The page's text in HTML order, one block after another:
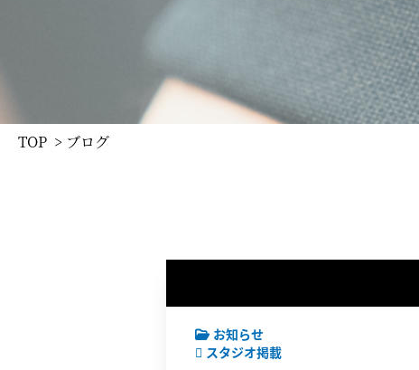
TOP > ブログ
お知らせ
スタジオ掲載